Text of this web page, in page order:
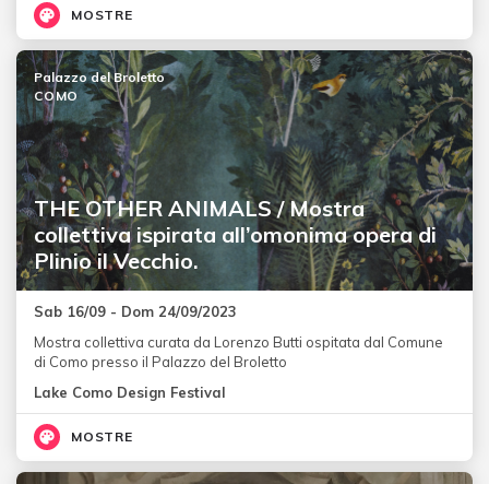
MOSTRE
THE OTHER ANIMALS / Mostra
collettiva ispirata all’omonima opera di
Plinio il Vecchio.
Palazzo del Broletto
COMO
Sab 16/09 - Dom 24/09/2023
Mostra collettiva curata da Lorenzo Butti ospitata dal Comune
di Como presso il Palazzo del Broletto
Lake Como Design Festival
MOSTRE